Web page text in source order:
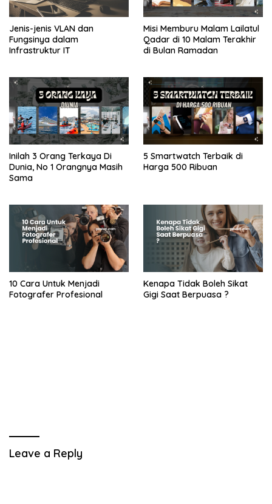
Jenis-jenis VLAN dan
Fungsinya dalam
Infrastruktur IT
Misi Memburu Malam Lailatul
Qadar di 10 Malam Terakhir
di Bulan Ramadan
Inilah 3 Orang Terkaya Di
Dunia, No 1 Orangnya Masih
Sama
5 Smartwatch Terbaik di
Harga 500 Ribuan
10 Cara Untuk Menjadi
Fotografer Profesional
Kenapa Tidak Boleh Sikat
Gigi Saat Berpuasa ?
Leave a Reply